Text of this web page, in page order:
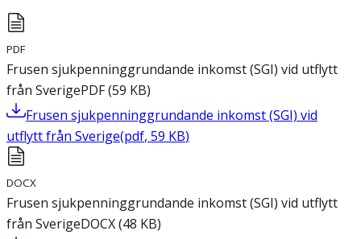
PDF
Frusen sjukpenninggrundande inkomst (SGI) vid utflytt
från SverigePDF(59 KB)
Frusen sjukpenninggrundande inkomst (SGI) vid
utflytt från Sverige(pdf, 59 KB)
DOCX
Frusen sjukpenninggrundande inkomst (SGI) vid utflytt
från SverigeDOCX(48 KB)